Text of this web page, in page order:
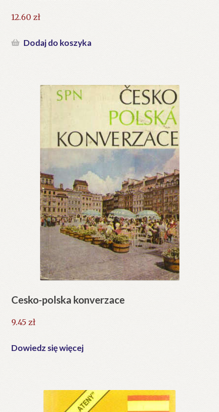
12.60 zł
Dodaj do koszyka
Cesko-polska konverzace
9.45 zł
Dowiedz się więcej